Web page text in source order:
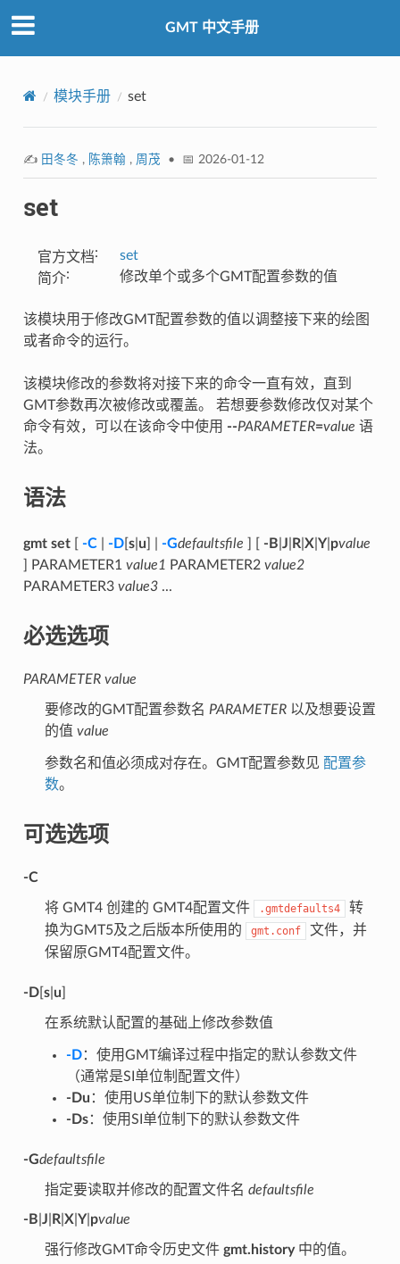
GMT 中文手册
模块手册 set
✍️ 田冬冬 , 陈箫翰 , 周茂 • 📅 2026-01-12
set
官方文档:
set
简介: 修改单个或多个GMT配置参数的值
该模块用于修改GMT配置参数的值以调整接下来的绘图
或者命令的运行。
该模块修改的参数将对接下来的命令一直有效，直到
GMT参数再次被修改或覆盖。 若想要参数修改仅对某个
命令有效，可以在该命令中使用 --PARAMETER=value 语
法。
语法
gmt set[ -C| -D[ s| u -Gdefaultsfile - B J R| X| Y| pvalue
] PARAMETER1 value1 PARAMETER2 value2
PARAMETER3 value3...
必选选项
PARAMETER value
要修改的GMT配置参数名 PARAMETER以及想要设置
的值 value
参数名和值必须成对存在。GMT配置参数见 配置参
数。
可选选项
-C
将 GMT4 创建的 GMT4配置文件 .gmtdefaults4
转
换为GMT5及之后版本所使用的
gmt.conf
文件，并
保留原GMT4配置文件。
-D[ s| u
在系统默认配置的基础上修改参数值
-D：使用GMT编译过程中指定的默认参数文件
（通常是SI单位制配置文件）
-Du ：使用US单位制下的默认参数文件
-Ds：使用SI单位制下的默认参数文件
-Gdefaultsfile
指定要读取并修改的配置文件名 defaultsfile
- B J R| X| Y| pvalue
强行修改GMT命令历史文件 gmt.history中的值。